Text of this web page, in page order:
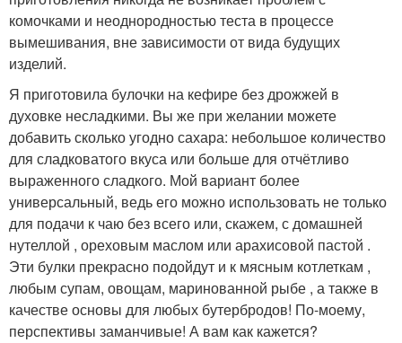
комочками и неоднородностью теста в процессе
вымешивания, вне зависимости от вида будущих
изделий.
Я приготовила булочки на кефире без дрожжей в
духовке несладкими. Вы же при желании можете
добавить сколько угодно сахара: небольшое количество
для сладковатого вкуса или больше для отчётливо
выраженного сладкого. Мой вариант более
универсальный, ведь его можно использовать не только
для подачи к чаю без всего или, скажем, с домашней
нутеллой , ореховым маслом или арахисовой пастой .
Эти булки прекрасно подойдут и к мясным котлеткам ,
любым супам, овощам, маринованной рыбе , а также в
качестве основы для любых бутербродов! По-моему,
перспективы заманчивые! А вам как кажется?